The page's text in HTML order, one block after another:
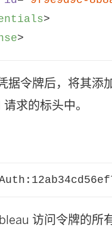
>
>
据令牌后，将其添
求的标头中。
访问令牌的所